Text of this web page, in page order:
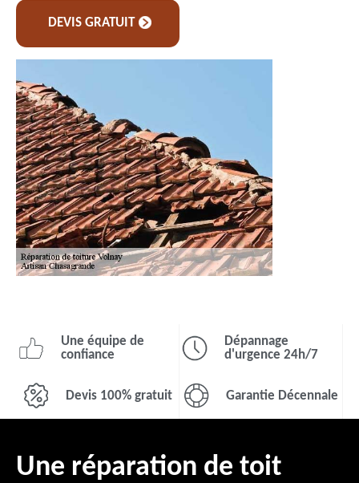
DEVIS GRATUIT
Une équipe de
confiance
Dépannage
d'urgence 24h/7
Devis 100% gratuit Garantie Décennale
Une réparation de toit